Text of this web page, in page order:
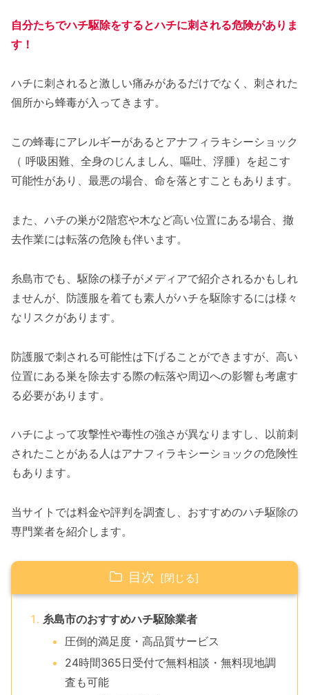
自分たちでハチ駆除をするとハチに刺される危険がありま
す！
ハチに刺されると激しい痛みがあるだけでなく、刺された
個所から蜂毒が入ってきます。
この蜂毒にアレルギーがあるとアナフィラキシーショック
（ 呼吸困難、全身のじんましん、嘔吐、浮腫）を起こす
可能性があり、最悪の場合、命を落とすこともあります。
また、ハチの巣が2階窓や木など高い位置にある場合、撤
去作業には転落の危険も伴います。
糸島市でも、駆除の様子がメディアで紹介されるかもしれ
ませんが、防護服を着ても素人がハチを駆除するには様々
なリスクがあります。
防護服で刺される可能性は下げることができますが、高い
位置にある巣を除去する際の転落や周辺への影響も考慮す
る必要があります。
ハチによって攻撃性や毒性の強さが異なりますし、以前刺
されたことがある人はアナフィラキシーショックの危険性
もあります。
当サイトでは料金や評判を調査し、おすすめのハチ駆除の
専門業者を紹介します。
目次
糸島市のおすすめハチ駆除業者
圧倒的満足度・高品質サービス
24時間365日受付で無料相談・無料現地調
査も可能